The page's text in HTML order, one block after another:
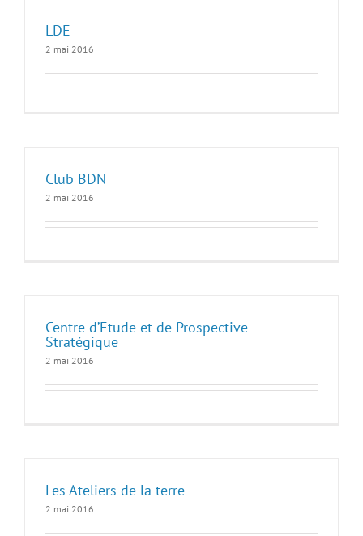
LDE
2 mai 2016
Club BDN
2 mai 2016
Centre d’Etude et de Prospective
Stratégique
2 mai 2016
Les Ateliers de la terre
2 mai 2016